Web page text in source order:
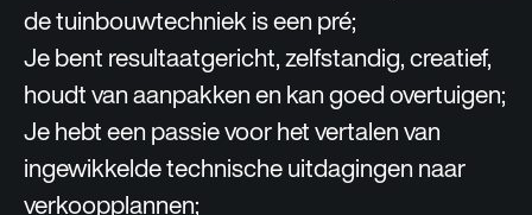
de tuinbouwtechniek is een pré;
Je bent resultaatgericht, zelfstandig, creatief,
houdt van aanpakken en kan goed overtuigen;
Je hebt een passie voor het vertalen van
ingewikkelde technische uitdagingen naar
verkoopplannen;